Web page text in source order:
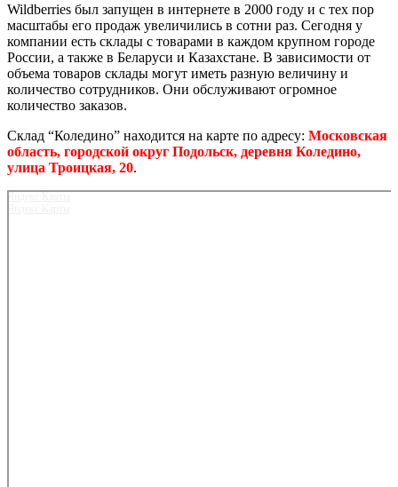
Wildberries был запущен в интернете в 2000 году и с тех пор
масштабы его продаж увеличились в сотни раз. Сегодня у
компании есть склады с товарами в каждом крупном городе
России, а также в Беларуси и Казахстане. В зависимости от
объема товаров склады могут иметь разную величину и
количество сотрудников. Они обслуживают огромное
количество заказов.
Склад “Коледино” находится на карте по адресу: Московская
область, городской округ Подольск, деревня Коледино,
улица Троицкая, 20.
Яндекс Карты